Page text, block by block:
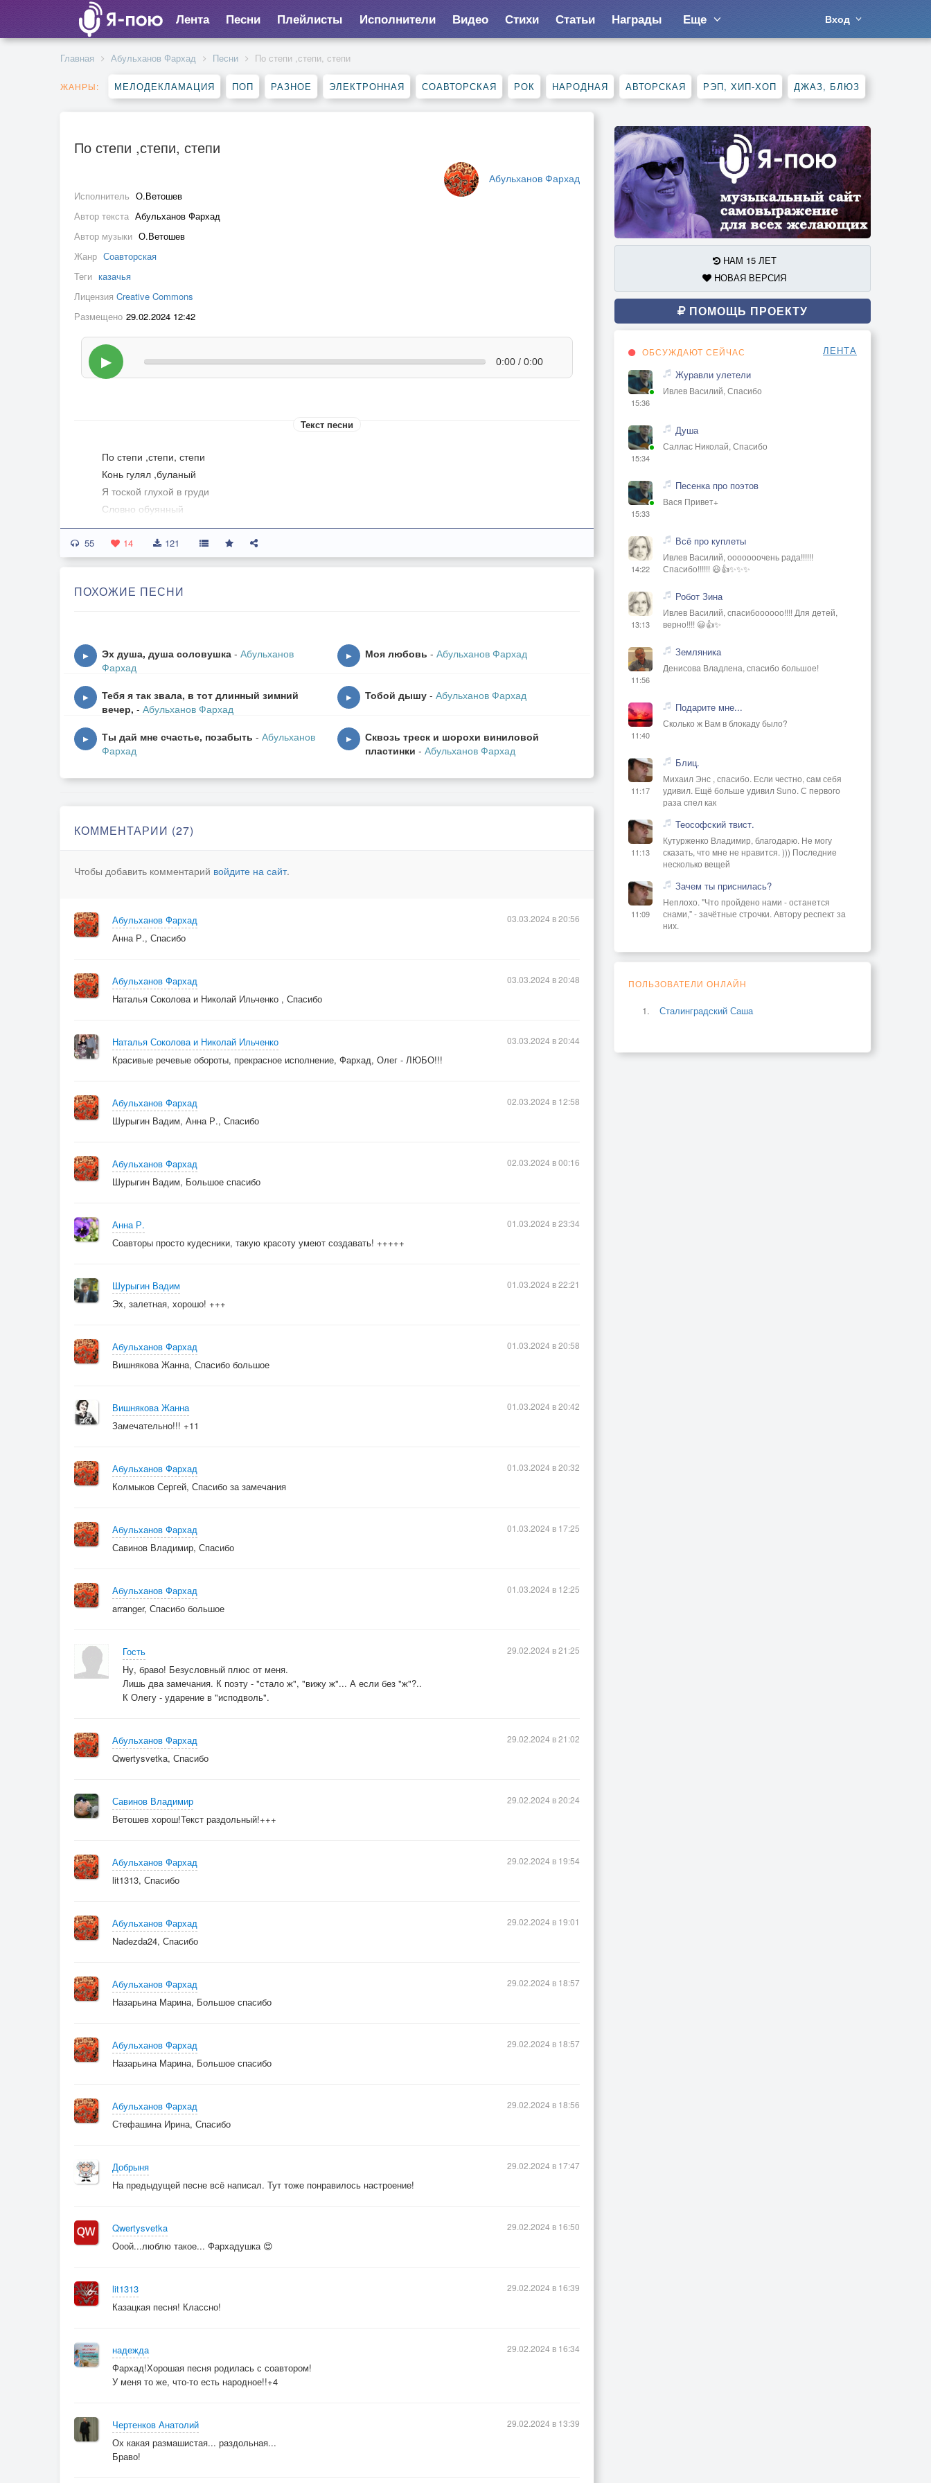
Лента Песни Плейлисты Исполнители Видео Стихи Статьи Награды Еще Вход
Главная Абульханов Фархад Песни По степи ,степи, степи
ЖАНРЫ: МЕЛОДЕКЛАМАЦИЯ ПОП РАЗНОЕ ЭЛЕКТРОННАЯ СОАВТОРСКАЯ РОК НАРОДНАЯ АВТОРСКАЯ РЭП, ХИП-ХОП ДЖАЗ, БЛЮЗ
По степи ,степи, степи
Абульханов Фархад
Исполнитель О.Ветошев
Автор текста Абульханов Фархад
Автор музыки О.Ветошев
Жанр Соавторская
Теги казачья
Лицензия Creative Commons
Размещено 29.02.2024 12:42
▶ 0:00 / 0:00
Текст песни
По степи ,степи, степи
Конь гулял ,буланый
Я тоской глухой в груди
Словно обуянный
Не увидеть мне тебя
Нынче ,ну хоть завтра
И душа иззябла
Стало ж ,что со мною?
Вижу ж, любит да молчит
По степи ,степи, степи
Конь гулял, буланый
А гармонь навзрыд слезьми
Что же смотришь ,ты хитро
Только выйди до ворот
Сразу зацелую
По степи ,степи, степи
Конь гулял, буланый
55 14 121
ПОХОЖИЕ ПЕСНИ
▶ Эх душа, душа соловушка - Абульханов
Фархад
▶ Моя любовь - Абульханов Фархад
▶
Тебя я так звала, в тот длинный зимний
вечер, - Абульханов Фархад
▶ Тобой дышу - Абульханов Фархад
▶ Ты дай мне счастье, позабыть - Абульханов
Фархад
▶
Сквозь треск и шорохи виниловой
пластинки - Абульханов Фархад
КОММЕНТАРИИ (27)
Чтобы добавить комментарий войдите на сайт.
Абульханов Фархад
Анна Р., Спасибо
03.03.2024 в 20:56
Абульханов Фархад
Наталья Соколова и Николай Ильченко , Спасибо
03.03.2024 в 20:48
Наталья Соколова и Николай Ильченко
Красивые речевые обороты, прекрасное исполнение, Фархад, Олег - ЛЮБО!!!
03.03.2024 в 20:44
Абульханов Фархад
Шурыгин Вадим, Анна Р., Спасибо
02.03.2024 в 12:58
Абульханов Фархад
Шурыгин Вадим, Большое спасибо
02.03.2024 в 00:16
Анна Р.
Соавторы просто кудесники, такую красоту умеют создавать! +++++
01.03.2024 в 23:34
Шурыгин Вадим
Эх, залетная, хорошо! +++
01.03.2024 в 22:21
Абульханов Фархад
Вишнякова Жанна, Спасибо большое
01.03.2024 в 20:58
Вишнякова Жанна
Замечательно!!! +11
01.03.2024 в 20:42
Абульханов Фархад
Колмыков Сергей, Спасибо за замечания
01.03.2024 в 20:32
Абульханов Фархад
Савинов Владимир, Спасибо
01.03.2024 в 17:25
Абульханов Фархад
arranger, Спасибо большое
01.03.2024 в 12:25
Гость
Ну, браво! Безусловный плюс от меня.
Лишь два замечания. К поэту - "стало ж", "вижу ж"... А если без "ж"?..
К Олегу - ударение в "исподволь".
29.02.2024 в 21:25
Абульханов Фархад
Qwertysvetka, Спасибо
29.02.2024 в 21:02
Савинов Владимир
Ветошев хорош!Текст раздольный!+++
29.02.2024 в 20:24
Абульханов Фархад
lit1313, Спасибо
29.02.2024 в 19:54
Абульханов Фархад
Nadezda24, Спасибо
29.02.2024 в 19:01
Абульханов Фархад
Назарьина Марина, Большое спасибо
29.02.2024 в 18:57
Абульханов Фархад
Назарьина Марина, Большое спасибо
29.02.2024 в 18:57
Абульханов Фархад
Стефашина Ирина, Спасибо
29.02.2024 в 18:56
Добрыня
На предыдущей песне всё написал. Тут тоже понравилось настроение!
29.02.2024 в 17:47
Qwertysvetka
Ооой...люблю такое... Фархадушка 😍
29.02.2024 в 16:50
lit1313
Казацкая песня! Классно!
29.02.2024 в 16:39
надежда
Фархад!Хорошая песня родилась с соавтором!
У меня то же, что-то есть народное!!+4
29.02.2024 в 16:34
Чертенков Анатолий
Ох какая размашистая... раздольная...
Браво!
29.02.2024 в 13:39
НАМ 15 ЛЕТ
НОВАЯ ВЕРСИЯ
ПОМОЩЬ ПРОЕКТУ
ОБСУЖДАЮТ СЕЙЧАС ЛЕНТА
15:36
Журавли улетели
Ивлев Василий, Спасибо
15:34
Душа
Саллас Николай, Спасибо
15:33
Песенка про поэтов
Вася Привет+
14:22
Всё про куплеты
Ивлев Василий, ооооооочень рада!!!!!!
Спасибо!!!!!! 😃👍✨✨✨
13:13
Робот Зина
Ивлев Василий, спасибоооооо!!!! Для детей,
верно!!!! 😃👍✨
11:56
Земляника
Денисова Владлена, спасибо большое!
11:40
Подарите мне...
Сколько ж Вам в блокаду было?
11:17
Блиц.
Михаил Энс , спасибо. Если честно, сам себя
удивил. Ещё больше удивил Suno. С первого
раза спел как
11:13
Теософский твист.
Кутурженко Владимир, благодарю. Не могу
сказать, что мне не нравится. ))) Последние
несколько вещей
11:09
Зачем ты приснилась?
Неплохо. "Что пройдено нами - останется
снами," - зачётные строчки. Автору респект за
них.
ПОЛЬЗОВАТЕЛИ ОНЛАЙН
Сталинградский Саша